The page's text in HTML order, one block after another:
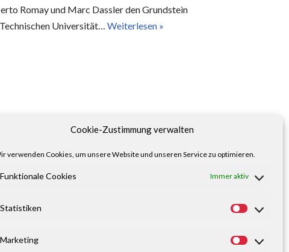
Cookie-Zustimmung verwalten
verwenden Cookies, um unsere Website und unseren Service zu optimieren.
Funktionale Cookies Immer aktiv
Statistiken
Marketing
Romay und Marc Dassler den Grundstein
Universität… Weiterlesen »